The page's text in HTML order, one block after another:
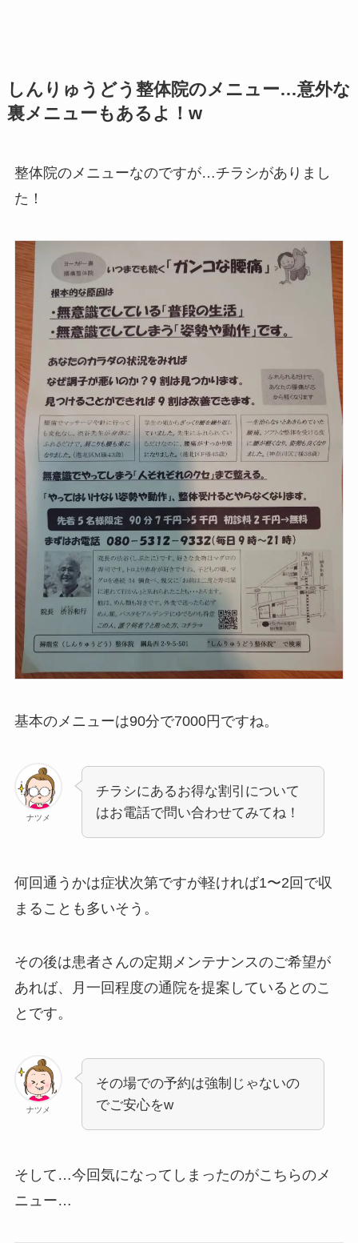
しんりゅうどう整体院のメニュー…意外な
裏メニューもあるよ！w
整体院のメニューなのですが…チラシがありまし
た！
基本のメニューは90分で7000円ですね。
ナツメ
チラシにあるお得な割引について
はお電話で問い合わせてみてね！
何回通うかは症状次第ですが軽ければ1〜2回で収
まることも多いそう。
その後は患者さんの定期メンテナンスのご希望が
あれば、月一回程度の通院を提案しているとのこ
とです。
ナツメ
その場での予約は強制じゃないの
でご安心をw
そして…今回気になってしまったのがこちらのメ
ニュー…